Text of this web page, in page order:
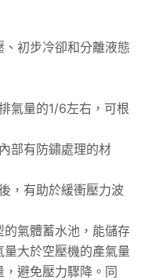
初步冷卻和分離液態
氣量的1/6左右，可根
部有防鏽處理的材
，有助於緩衝壓力波
氣體蓄水池，能儲存
大於空壓機的產氣量
避免壓力驟降。同